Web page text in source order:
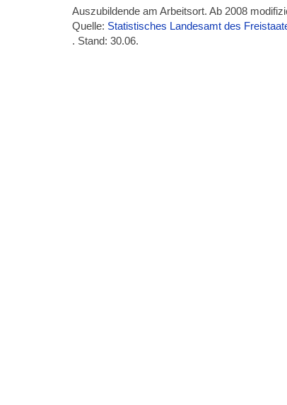
Auszubildende am Arbeitsort. Ab 2008
Quelle: Statistisches Landesamt des
. Stand: 30.06.